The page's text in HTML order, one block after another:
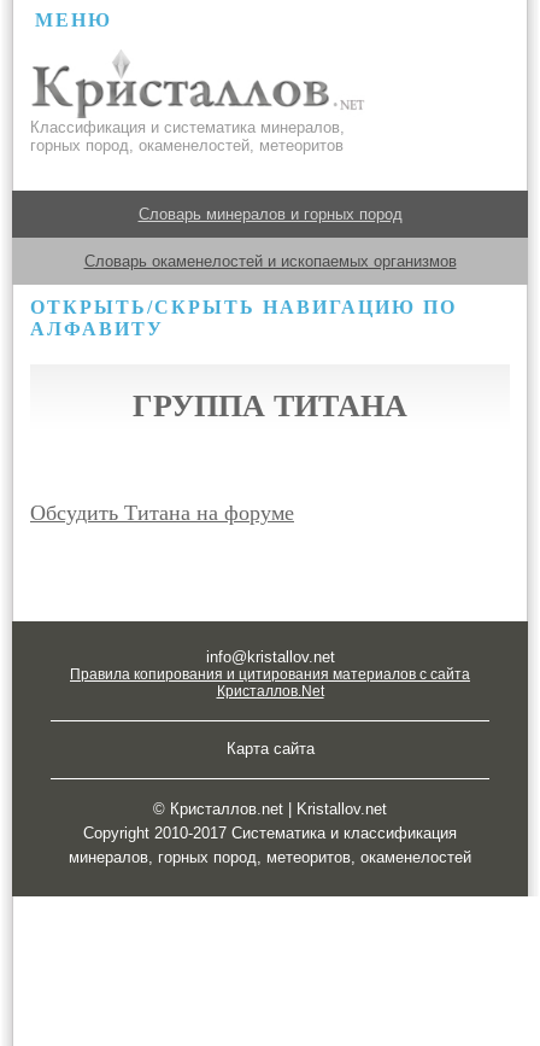
МЕНЮ
Классификация и систематика минералов,
горных пород, окаменелостей, метеоритов
Словарь минералов и горных пород
Словарь окаменелостей и ископаемых организмов
ОТКРЫТЬ/СКРЫТЬ НАВИГАЦИЮ ПО
АЛФАВИТУ
ГРУППА ТИТАНА
Обсудить Титана на форуме
info@kristallov.net
Правила копирования и цитирования материалов с сайта
Кристаллов.Net
Карта сайта
© Кристаллов.net | Kristallov.net
Copyright 2010-2017 Систематика и классификация
минералов, горных пород, метеоритов, окаменелостей